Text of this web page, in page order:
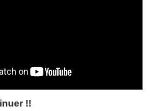
!!